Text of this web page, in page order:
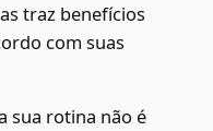
traz benefícios
com suas
sua rotina não é